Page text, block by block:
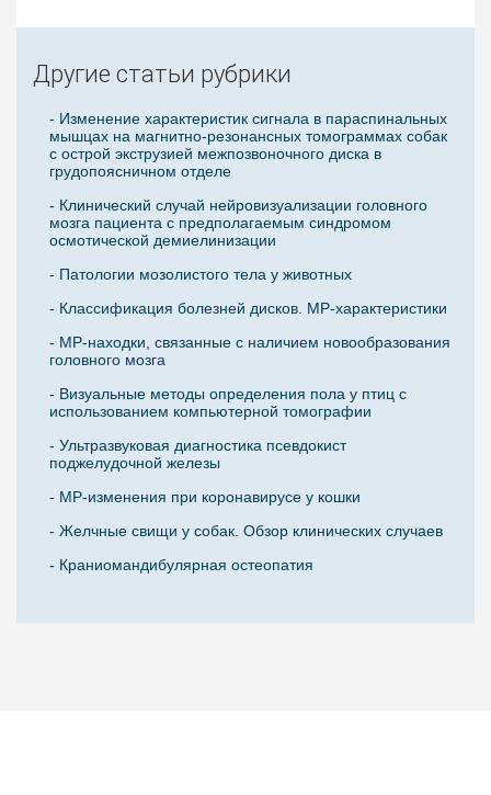
Другие статьи рубрики
- Изменение характеристик сигнала в параспинальных
мышцах на магнитно-резонансных томограммах собак
с острой экструзией межпозвоночного диска в
грудопоясничном отделе
- Клинический случай нейровизуализации головного
мозга пациента с предполагаемым синдромом
осмотической демиелинизации
- Патологии мозолистого тела у животных
- Классификация болезней дисков. МР-характеристики
- МР-находки, связанные с наличием новообразования
головного мозга
- Визуальные методы определения пола у птиц с
использованием компьютерной томографии
- Ультразвуковая диагностика псевдокист
поджелудочной железы
- МР-изменения при коронавирусе у кошки
- Желчные свищи у собак. Обзор клинических случаев
- Краниомандибулярная остеопатия